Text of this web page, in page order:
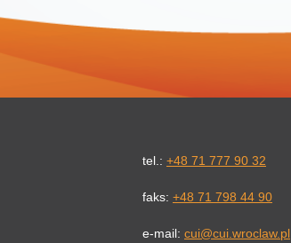
tel.: +48 71 777 90 32
faks: +48 71 798 44 90
e-mail: cui@cui.wroclaw.pl